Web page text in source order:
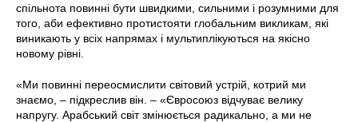
спільнота повинні бути швидкими, сильними і розумними для
того, аби ефективно протистояти глобальним викликам, які
виникають у всіх напрямах і мультиплікуються на якісно
новому рівні.
«Ми повинні переосмислити світовий устрій, котрий ми
знаємо, – підкреслив він. – «Євросоюз відчуває велику
напругу. Арабський світ змінюється радикально, а ми не